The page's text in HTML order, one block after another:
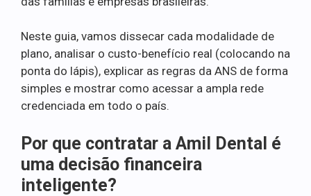
Neste guia, vamos dissecar cada modalidade de
plano, analisar o custo-benefício real (colocando na
ponta do lápis), explicar as regras da ANS de forma
simples e mostrar como acessar a ampla rede
credenciada em todo o país.
Por que contratar a Amil Dental é
uma decisão financeira
inteligente?